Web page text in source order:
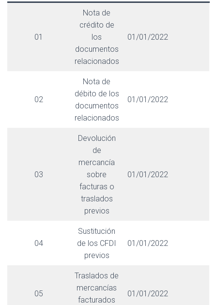
01
Nota de
crédito de
los
documentos
relacionados
01/01/2022
02
Nota de
débito de los
documentos
relacionados
01/01/2022
03
Devolución
de
mercancía
sobre
facturas o
traslados
previos
01/01/2022
04
Sustitución
de los CFDI
previos
01/01/2022
05
Traslados de
mercancías
facturados
01/01/2022